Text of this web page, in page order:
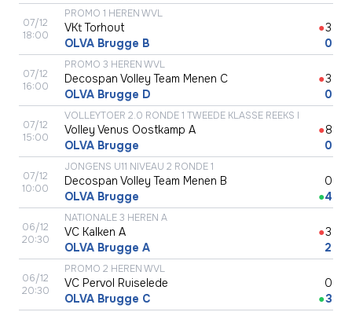
07/12
18:00
PROMO 1 HEREN WVL
VKt Torhout
OLVA Brugge B
●3
0
07/12
16:00
PROMO 3 HEREN WVL
Decospan Volley Team Menen C
OLVA Brugge D
●3
0
07/12
15:00
VOLLEYTOER 2.0 RONDE 1 TWEEDE KLASSE REEKS I
Volley Venus Oostkamp A
OLVA Brugge
●8
0
07/12
10:00
JONGENS U11 NIVEAU 2 RONDE 1
Decospan Volley Team Menen B
OLVA Brugge
●
0
4
06/12
20:30
NATIONALE 3 HEREN A
VC Kalken A
OLVA Brugge A
●3
2
06/12
20:30
PROMO 2 HEREN WVL
VC Pervol Ruiselede
OLVA Brugge C
●
0
3